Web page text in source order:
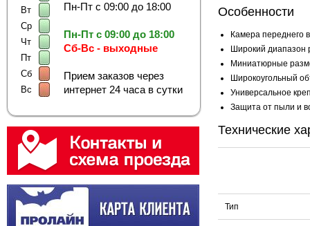
Вт
Ср
Чт
Пт
Сб
Вс
Пн-Пт с 09:00 до 18:00
Пн-Пт с 09:00 до 18:00
Сб-Вс - выходные
Прием заказов через
интернет 24 часа в сутки
Особенности
Камера переднего
Широкий диапазон
Миниатюрные
Широкоугольный
Универсальное
Защита от пыли и
Технические
Тип